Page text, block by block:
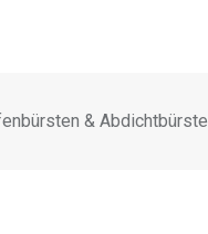
& Abdichtbürste